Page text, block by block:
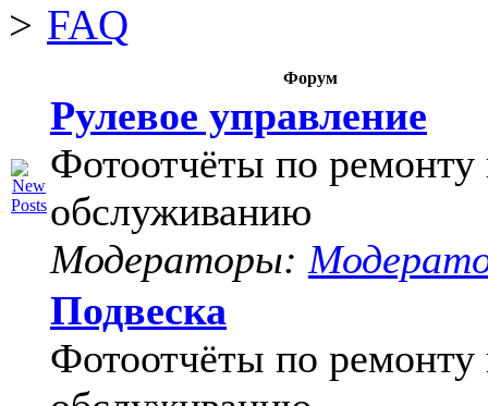
FAQ
Форум
Рулевое управление
Фотоотчёты по ремонту
обслуживанию
Модераторы:
Подвеска
Фотоотчёты по ремонту